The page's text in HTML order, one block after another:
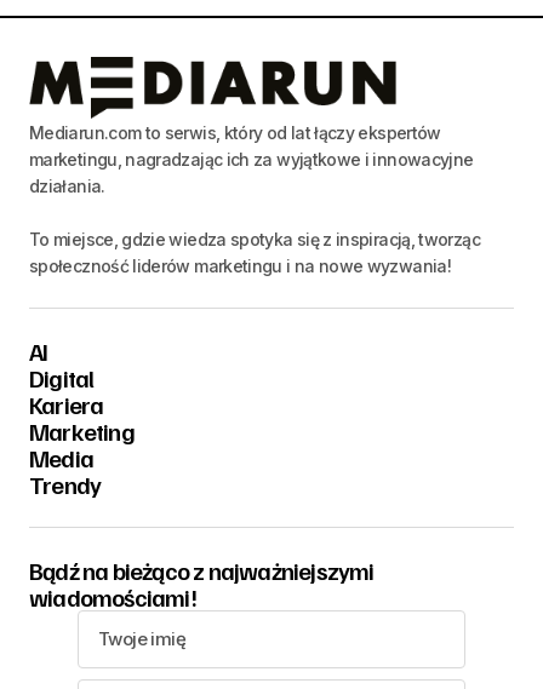
Mediarun.com to serwis, który od lat łączy ekspertów
marketingu, nagradzając ich za wyjątkowe i innowacyjne
działania.
To miejsce, gdzie wiedza spotyka się z inspiracją, tworząc
społeczność liderów marketingu i na nowe wyzwania!
AI
Digital
Kariera
Marketing
Media
Trendy
Bądź na bieżąco z najważniejszymi
wiadomościami!